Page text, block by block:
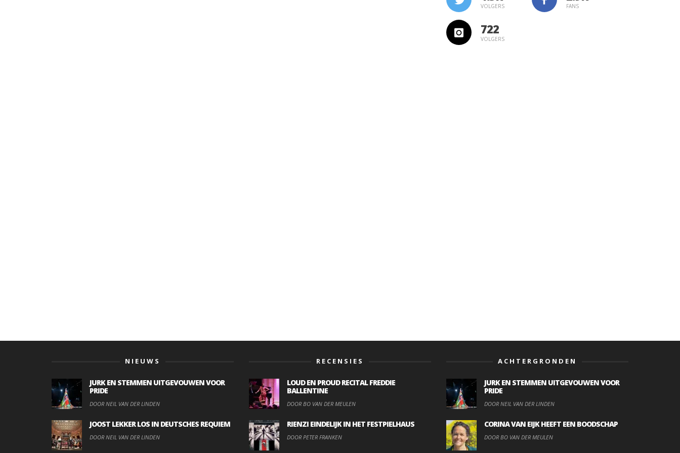
VOLGERS FANS
722
VOLGERS
NIEUWS
JURK EN STEMMEN UITGEVOUWEN VOOR
PRIDE
DOOR NEIL VAN DER LINDEN
JOOST LEKKER LOS IN DEUTSCHES REQUIEM
DOOR NEIL VAN DER LINDEN
RECENSIES
LOUD EN PROUD RECITAL FREDDIE
BALLENTINE
DOOR BO VAN DER MEULEN
RIENZI EINDELIJK IN HET FESTPIELHAUS
DOOR PETER FRANKEN
ACHTERGRONDEN
JURK EN STEMMEN UITGEVOUWEN VOOR
PRIDE
DOOR NEIL VAN DER LINDEN
CORINA VAN EIJK HEEFT EEN BOODSCHAP
DOOR BO VAN DER MEULEN